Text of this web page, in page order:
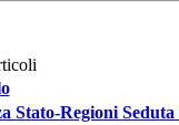
Stato-Regioni